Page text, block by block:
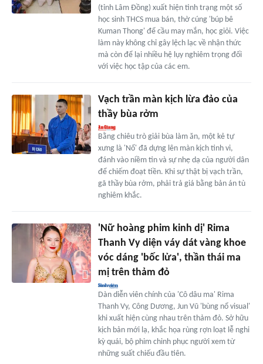
(tỉnh Lâm Đồng) xuất hiện tình trạng một số
học sinh THCS mua bán, thờ cúng 'búp bê
Kuman Thong' để cầu may mắn, học giỏi. Việc
làm này không chỉ gây lệch lạc về nhận thức
mà còn để lại nhiều hệ lụy nghiêm trọng đối
với việc học tập của các em.
Vạch trần màn kịch lừa đảo của
thầy bùa rởm
Bằng chiêu trò giải bùa làm ăn, một kẻ tự
xưng là 'Nổ' đã dựng lên màn kịch tinh vi,
đánh vào niềm tin và sự nhẹ dạ của người dân
để chiếm đoạt tiền. Khi sự thật bị vạch trần,
gã thầy bùa rởm, phải trả giá bằng bản án tù
nghiêm khắc.
'Nữ hoàng phim kinh dị' Rima
Thanh Vy diện váy dát vàng khoe
vóc dáng 'bốc lửa', thần thái ma
mị trên thảm đỏ
Dàn diễn viên chính của 'Cô dâu ma' Rima
Thanh Vy, Công Dương, Jun Vũ 'bùng nổ visual'
khi xuất hiện cùng nhau trên thảm đỏ. Sở hữu
kịch bản mới lạ, khắc họa rùng rợn loạt lễ nghi
kỳ quái, bộ phim chinh phục người xem từ
những suất chiếu đầu tiên.